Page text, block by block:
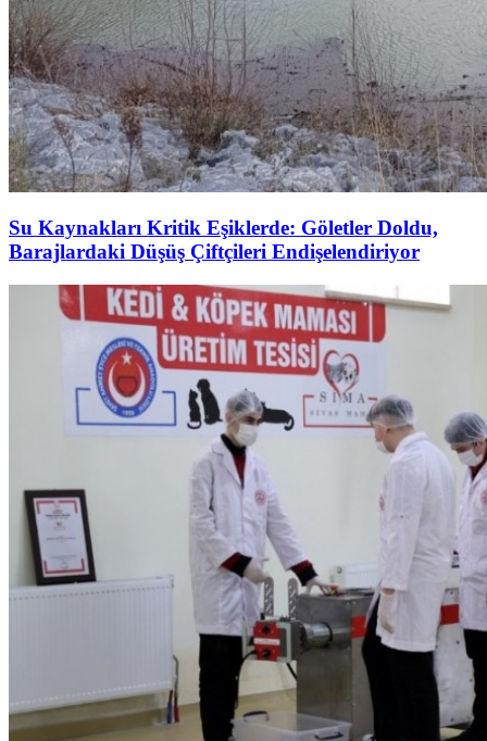
Su Kaynakları Kritik Eşiklerde: Göletler Doldu,
Barajlardaki Düşüş Çiftçileri Endişelendiriyor